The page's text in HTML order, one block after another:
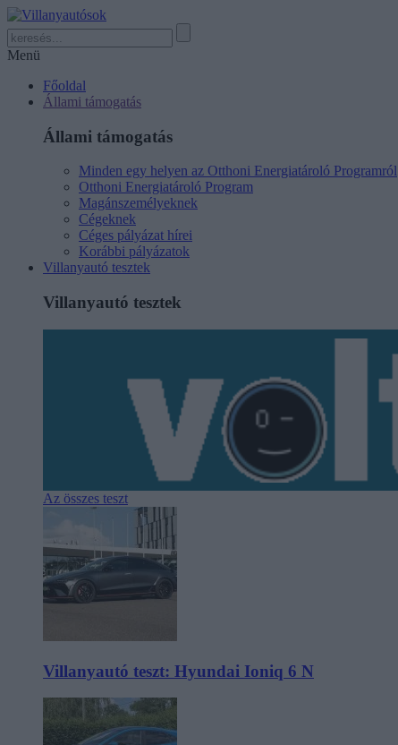
Menü
Főoldal
Állami támogatás
Állami támogatás
Minden egy helyen az Otthoni Energiatároló Programról
Otthoni Energiatároló Program
Magánszemélyeknek
Cégeknek
Céges pályázat hírei
Korábbi pályázatok
Villanyautó tesztek
Villanyautó tesztek
Az összes teszt
Villanyautó teszt: Hyundai Ioniq 6 N